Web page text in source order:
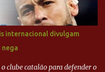
internacional divulgam
nega
clube catalão para defender o